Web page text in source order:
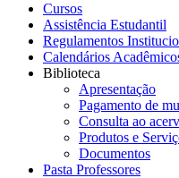
Cursos
Assistência Estudantil
Regulamentos
Calendários
Biblioteca
Apresentação
Pagamento de
Consulta ao
Produtos e
Documentos
Pasta Professores